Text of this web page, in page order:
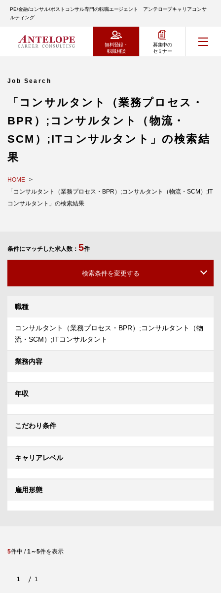
PE/金融/コンサル/ポストコンサル専門の転職エージェント アンテロープキャリアコンサ
ルティング
無料登録・
転職相談
募集中の
セミナー
Job Search
「コンサルタント（業務プロセス・
BPR）;コンサルタント（物流・
SCM）;ITコンサルタント」の検索結
果
HOME
「コンサルタント（業務プロセス・BPR）;コンサルタント（物流・SCM）;IT
コンサルタント」の検索結果
条件にマッチした求人数： 5件
検索条件を変更する
職種
コンサルタント（業務プロセス・BPR）;コンサルタント（物
流・SCM）;ITコンサルタント
業務内容
年収
こだわり条件
キャリアレベル
雇用形態
5件中 /1～5件を表示
1 1